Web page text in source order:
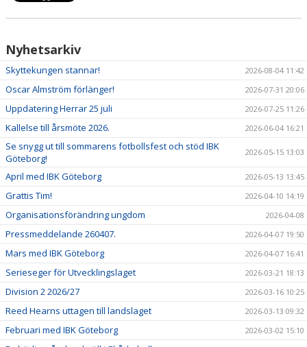
Nyhetsarkiv
Skyttekungen stannar! 2026-08-04 11:42
Oscar Almström förlänger! 2026-07-31 20:06
Uppdatering Herrar 25 juli 2026-07-25 11:26
Kallelse till årsmöte 2026. 2026-06-04 16:21
Se snygg ut till sommarens fotbollsfest och stöd IBK
Göteborg!
2026-05-15 13:03
April med IBK Göteborg 2026-05-13 13:45
Grattis Tim! 2026-04-10 14:19
Organisationsförändring ungdom 2026-04-08
Pressmeddelande 260407. 2026-04-07 19:50
Mars med IBK Göteborg 2026-04-07 16:41
Serieseger för Utvecklingslaget 2026-03-21 18:13
Division 2 2026/27 2026-03-16 10:25
Reed Hearns uttagen till landslaget 2026-03-13 09:32
Februari med IBK Göteborg 2026-03-02 15:10